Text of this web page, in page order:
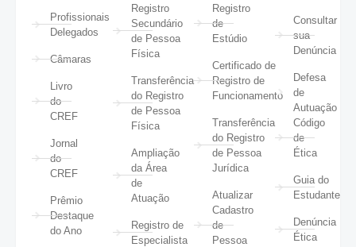
Profissionais
Delegados
Câmaras
Livro
do
CREF
Jornal
do
CREF
Prêmio
Destaque
do Ano
Registro
Secundário
de Pessoa
Física
Transferência
do Registro
de Pessoa
Física
Ampliação
da Área
de
Atuação
Registro de
Especialista
Registro
de
Estúdio
Certificado de
Registro de
Funcionamento
Transferência
do Registro
de Pessoa
Jurídica
Atualizar
Cadastro
de
Pessoa
Consultar
sua
Denúncia
Defesa
de
Autuação
Código
de
Ética
Guia do
Estudante
Denúncia
Ética